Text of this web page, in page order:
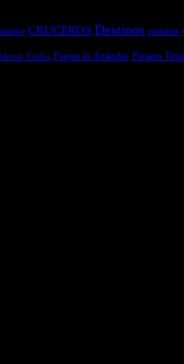
CRUCEROS Destinos emirates
Vuelos Parque de Animales Parques